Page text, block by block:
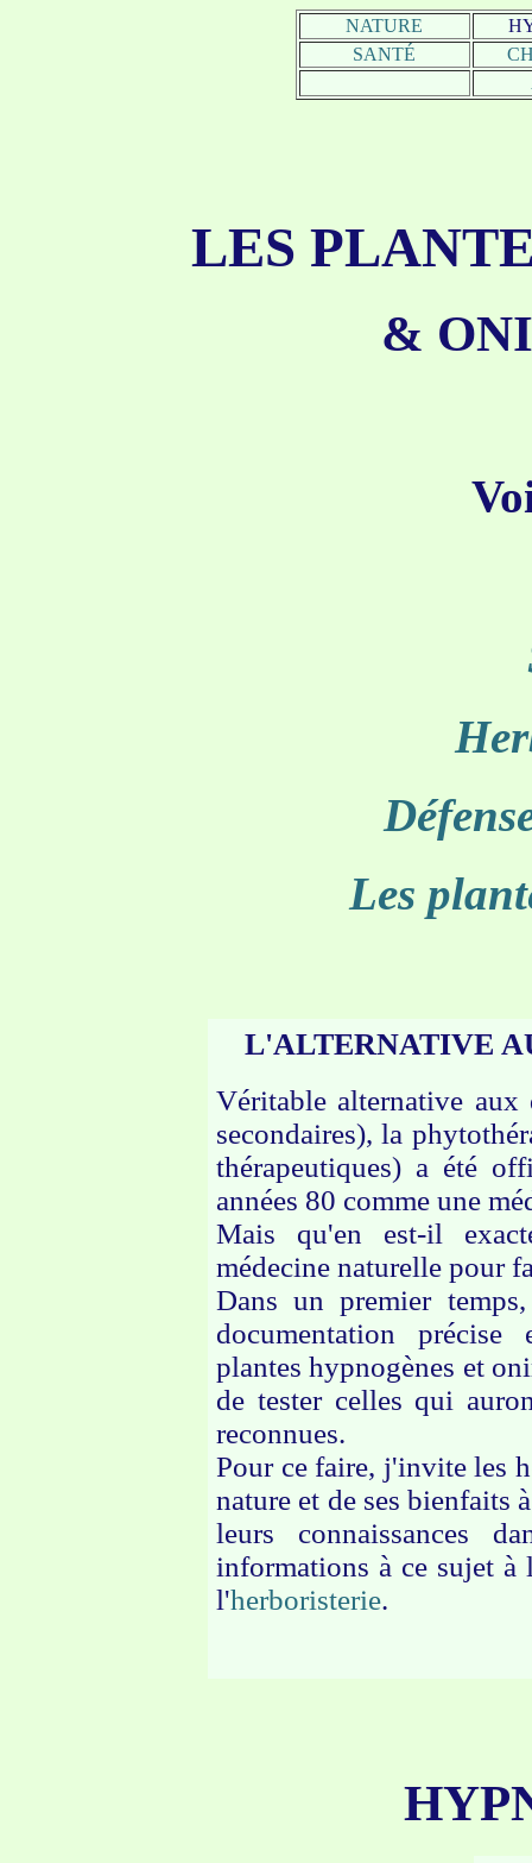
NATURE
SANTÉ
LES
&
Les
L'ALTERNATIVE
Véritable alternative aux
secondaires), la
thérapeutiques) a été
années 80 comme une
Mais qu'en est-il
médecine naturelle pour
Dans un premier
documentation
plantes hypnogènes et
de tester celles qui
reconnues.
Pour ce faire, j'invite les
nature et de ses bienfaits
leurs connaissances
informations à ce sujet à
l'herboristerie.